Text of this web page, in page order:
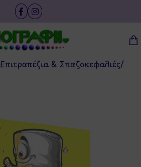
Επιτραπέζια & Σπαζοκεφαλιές/